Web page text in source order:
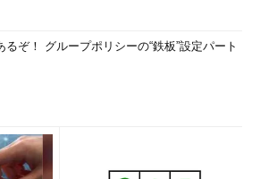
るぞ！ グループポリシーの“鉄板”設定パート